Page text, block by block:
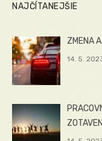
NAJČÍTANEJŠIE
ZMENA
14. 5.